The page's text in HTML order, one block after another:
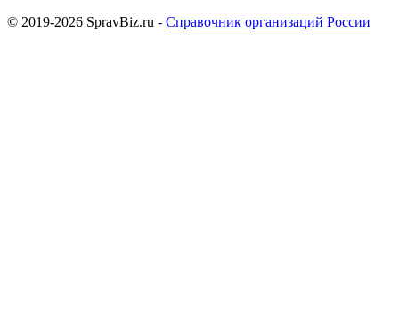
© 2019-2026 SpravBiz.ru - Справочник организаций России